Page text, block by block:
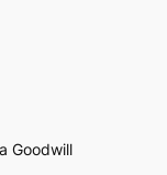
Goodwill